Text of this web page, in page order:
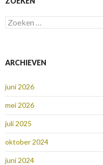
Zoeken
naar:
ARCHIEVEN
juni 2026
mei 2026
juli 2025
oktober 2024
juni 2024